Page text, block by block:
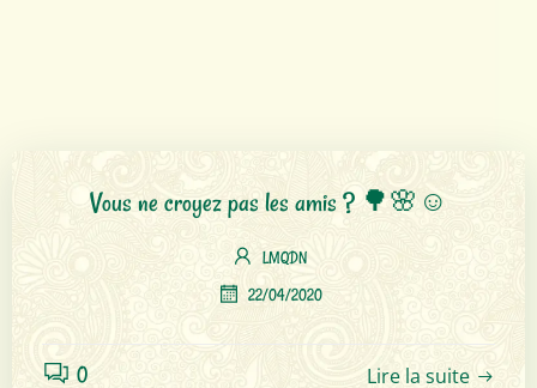
Vous ne croyez pas les amis ? 🌳🌸☺️
LMQDN
22/04/2020
0 Lire la suite